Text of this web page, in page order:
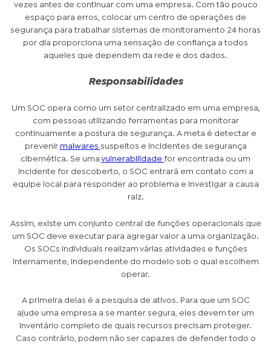
vezes antes de continuar com uma empresa. Com tão pouco
espaço para erros, colocar um centro de operações de
segurança para trabalhar sistemas de monitoramento 24 horas
por dia proporciona uma sensação de confiança a todos
aqueles que dependem da rede e dos dados.
Responsabilidades
Um SOC opera como um setor centralizado em uma empresa,
com pessoas utilizando ferramentas para monitorar
continuamente a postura de segurança. A meta é detectar e
prevenir malwares suspeitos e incidentes de segurança
cibernética. Se uma vulnerabilidade for encontrada ou um
incidente for descoberto, o SOC entrará em contato com a
equipe local para responder ao problema e investigar a causa
raiz.
Assim, existe um conjunto central de funções operacionais que
um SOC deve executar para agregar valor a uma organização.
Os SOCs individuais realizam várias atividades e funções
internamente, independente do modelo sob o qual escolhem
operar.
A primeira delas é a pesquisa de ativos. Para que um SOC
ajude uma empresa a se manter segura, eles devem ter um
inventário completo de quais recursos precisam proteger.
Caso contrário, podem não ser capazes de defender todo o